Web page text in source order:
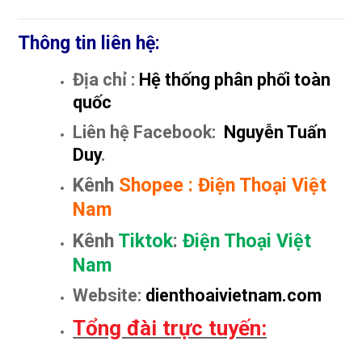
Thông tin liên hệ:
Địa chỉ : Hệ thống phân phối toàn
quốc
Liên hệ Facebook: Nguyễn Tuấn
Duy.
Kênh Shopee :Điện Thoại Việt
Nam
Kênh Tiktok:Điện Thoại Việt
Nam
Website: dienthoaivietnam.com
Tổng đài trực tuyến: